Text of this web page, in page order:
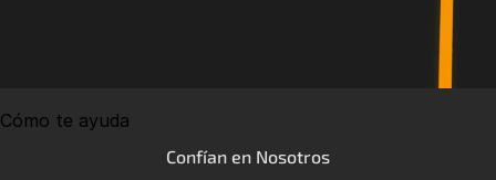
Cómo te ayuda
Confían en Nosotros